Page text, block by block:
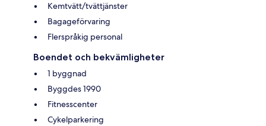
Kemtvätt/tvättjänster
Bagageförvaring
Flerspråkig personal
Boendet och bekvämligheter
1 byggnad
Byggdes 1990
Fitnesscenter
Cykelparkering